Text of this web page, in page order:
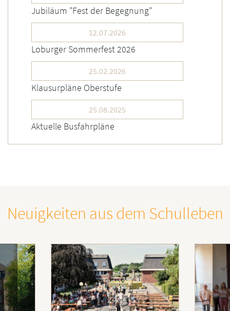
Jubiläum "Fest der Begegnung"
12.07.2026
Loburger Sommerfest 2026
25.02.2026
Klausurpläne Oberstufe
25.08.2025
Aktuelle Busfahrpläne
Neuigkeiten aus dem Schulleben